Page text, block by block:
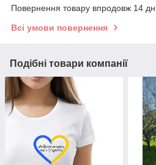
Повернення товару впродовж 14
Всі умови повернення
Подібні товари компанії